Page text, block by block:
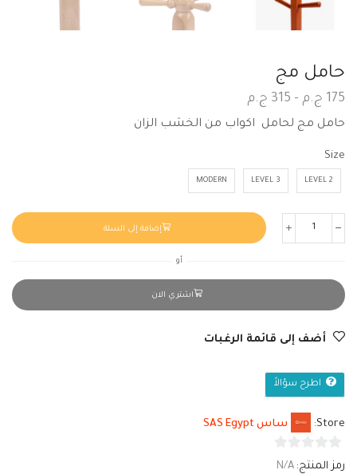
حامل مج
175 ج.م –
315 ج.م
حامل مج لحامل اكواب من الخشب الزان
Size
2 LEVEL
3 LEVEL
MODERN
إضافة إلى السلة
أو
اشتري الان
أضف إلى قائمة الرغبات
اطرح سؤالاً
Store: ساس SAS Egypt
رمز المنتج: N/A